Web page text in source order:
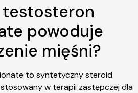
testosteron
powoduje
mięśni?
to syntetyczny steroid
w terapii zastępczej dla